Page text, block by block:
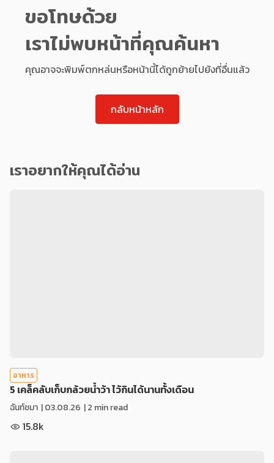
ขอโทษด้วย
เราไม่พบหน้าที่คุณค้นหา
คุณอาจจะพิมพ์ตกหล่นหรือหน้านี้ได้ถูกย้ายไปยังที่อื่นแล้ว
กลับหน้าหลัก
เราอยากให้คุณได้อ่าน
อาหาร
5 เคล็คลับเก็บกล้วยน้ำว้า ไว้กินได้นานทั้งเดือน
ฉันท์ชมา |03.08.26 | 2 min read
15.8k